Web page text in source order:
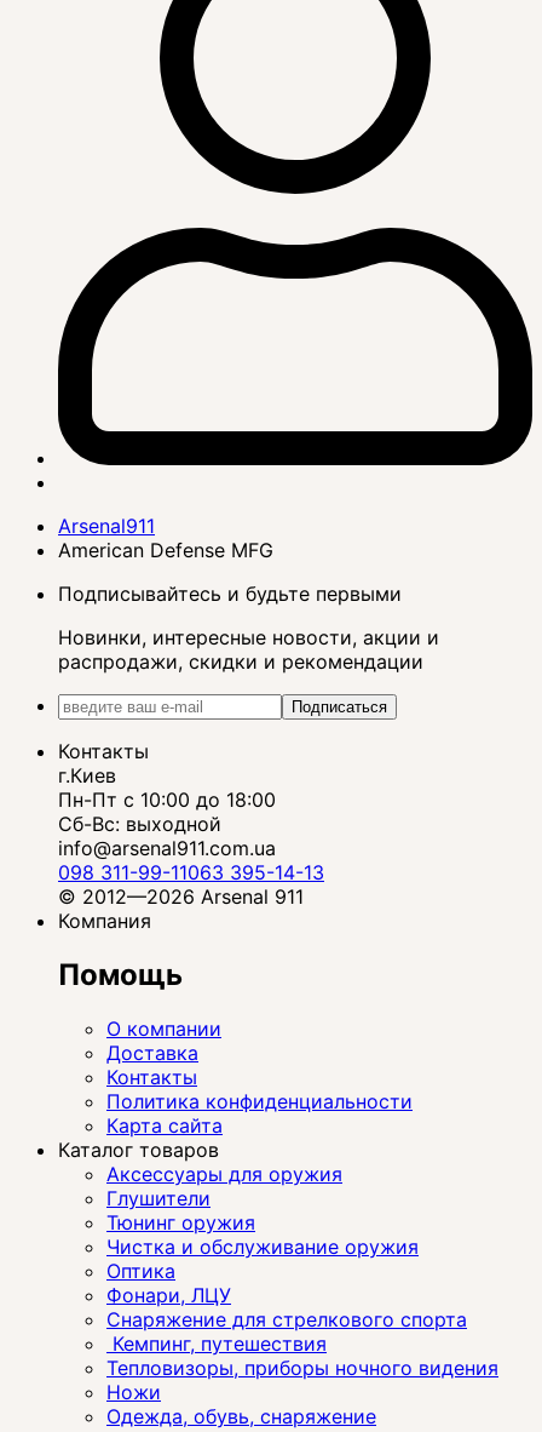
Arsenal911
American Defense MFG
Подписывайтесь и будьте первыми
Новинки, интересные новости, акции и
распродажи, скидки и рекомендации
Подписаться
Контакты
г.Киев
Пн-Пт с 10:00 до 18:00
Сб-Вс: выходной
info@arsenal911.com.ua
098 311-99-11063 395-14-13
© 2012—2026 Arsenal 911
Компания
Помощь
О компании
Доставка
Контакты
Политика конфиденциальности
Карта сайта
Каталог товаров
Аксессуары для оружия
Глушители
Тюнинг оружия
Чистка и обслуживание оружия
Оптика
Фонари, ЛЦУ
Снаряжение для стрелкового спорта
Кемпинг, путешествия
Тепловизоры, приборы ночного видения
Ножи
Одежда, обувь, снаряжение